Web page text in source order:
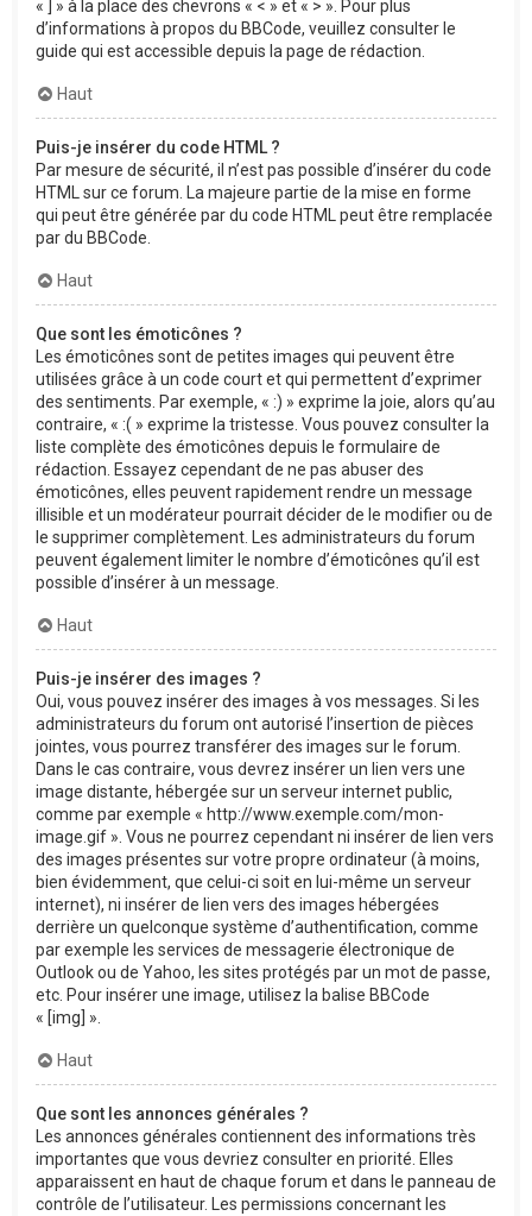
« ] » à la place des chevrons « < » et « > ». Pour plus
d’informations à propos du BBCode, veuillez consulter le
guide qui est accessible depuis la page de rédaction.
Haut
Puis-je insérer du code HTML ?
Par mesure de sécurité, il n’est pas possible d’insérer du code
HTML sur ce forum. La majeure partie de la mise en forme
qui peut être générée par du code HTML peut être remplacée
par du BBCode.
Haut
Que sont les émoticônes ?
Les émoticônes sont de petites images qui peuvent être
utilisées grâce à un code court et qui permettent d’exprimer
des sentiments. Par exemple, « :) » exprime la joie, alors qu’au
contraire, « :( » exprime la tristesse. Vous pouvez consulter la
liste complète des émoticônes depuis le formulaire de
rédaction. Essayez cependant de ne pas abuser des
émoticônes, elles peuvent rapidement rendre un message
illisible et un modérateur pourrait décider de le modifier ou de
le supprimer complètement. Les administrateurs du forum
peuvent également limiter le nombre d’émoticônes qu’il est
possible d’insérer à un message.
Haut
Puis-je insérer des images ?
Oui, vous pouvez insérer des images à vos messages. Si les
administrateurs du forum ont autorisé l’insertion de pièces
jointes, vous pourrez transférer des images sur le forum.
Dans le cas contraire, vous devrez insérer un lien vers une
image distante, hébergée sur un serveur internet public,
comme par exemple « http://www.exemple.com/mon-
image.gif ». Vous ne pourrez cependant ni insérer de lien vers
des images présentes sur votre propre ordinateur (à moins,
bien évidemment, que celui-ci soit en lui-même un serveur
internet), ni insérer de lien vers des images hébergées
derrière un quelconque système d’authentification, comme
par exemple les services de messagerie électronique de
Outlook ou de Yahoo, les sites protégés par un mot de passe,
etc. Pour insérer une image, utilisez la balise BBCode
« [img] ».
Haut
Que sont les annonces générales ?
Les annonces générales contiennent des informations très
importantes que vous devriez consulter en priorité. Elles
apparaissent en haut de chaque forum et dans le panneau de
contrôle de l’utilisateur. Les permissions concernant les